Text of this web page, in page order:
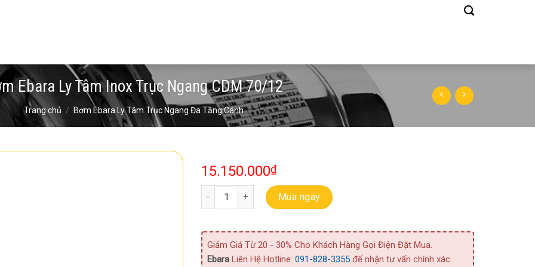
Ebara Ly Tâm Inox Trục Ngang CDM 70/12
Trang chủ / Bơm Ebara Ly Tâm Trục Ngang Đa Tầng Cánh
15.150.000₫
Bơm Ebara Ly Tâm Inox Trục Ngang CDM 70/12 số lượng
Mua ngay
Giảm Giá Từ 20 - 30% Cho Khách Hàng Gọi Điện Đặt Mua.
EbaraLiên Hệ Hotline: 091-828-3355để nhận tư vấn chính xác